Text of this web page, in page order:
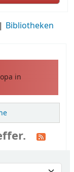
Bibliotheken
in